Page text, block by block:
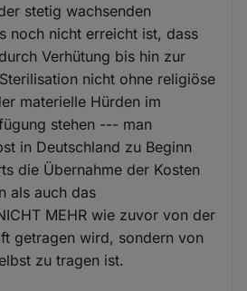
stetig wachsenden
noch nicht erreicht ist, dass
Verhütung bis hin zur
nicht ohne religiöse
materielle Hürden im
stehen --- man
in Deutschland zu Beginn
die Übernahme der Kosten
als auch das
MEHR wie zuvor von der
getragen wird, sondern von
zu tragen ist.